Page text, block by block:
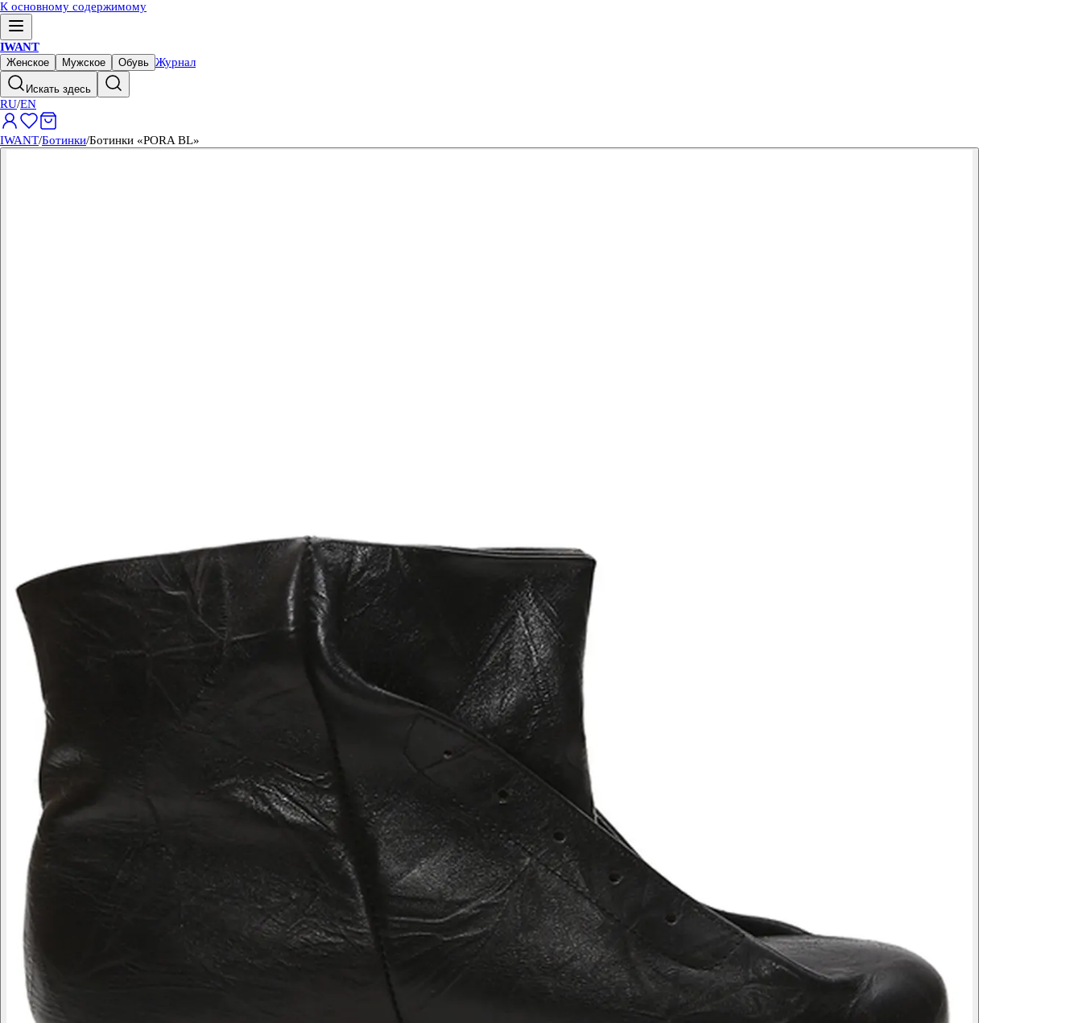
К основному содержимому
IWANT
Женское Мужское Обувь Журнал
Искать здесь
RU/EN
IWANT/Ботинки/Ботинки «PORA BL»